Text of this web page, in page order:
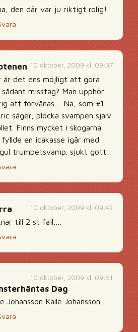
den där var ju riktigt rolig!
10 oktober, 2009 kl. 09:37
är det ens möjligt att göra
misstag? Man upphör
att förvånas… Nä, som #1
säger, plocka svampen själv
Finns mycket i skogarna
en icakasse igår med
trumpetsvamp. sjukt gott.
10 oktober, 2009 kl. 09:42
till 2 st fail….
10 oktober, 2009 kl. 09:51
Dag
Johansson Kalle Johansson…